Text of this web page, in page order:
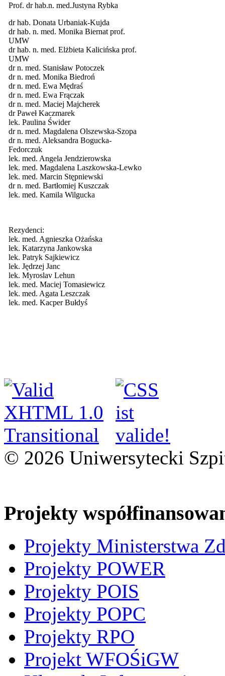
Prof. dr hab.n. med.Justyna Rybka
dr hab. Donata Urbaniak-Kujda
dr hab. n. med. Monika Biernat prof.
UMW
dr hab. n. med. Elżbieta Kalicińska prof.
UMW
dr n. med. Stanisław Potoczek
dr n. med. Monika Biedroń
dr n. med. Ewa Mędraś
dr n. med. Ewa Frączak
dr n. med. Maciej Majcherek
dr Paweł Kaczmarek
lek. Paulina Świder
dr n. med. Magdalena Olszewska-Szopa
dr n. med. Aleksandra Bogucka-
Fedorczuk
lek. med. Angela Jendzierowska
lek. med. Magdalena Laszkowska-Lewko
lek. med. Marcin Stępniewski
dr n. med. Bartłomiej Kuszczak
lek. med. Kamila Wilgucka
Rezydenci:
lek. med. Agnieszka Ożańska
lek. Katarzyna Jankowska
lek. Patryk Sajkiewicz
lek. Jędrzej Janc
lek. Myroslav Lehun
lek. med. Maciej Tomasiewicz
lek. med. Agata Leszczak
lek. med. Kacper Bułdyś
© 2026 Uniwersytecki
Projekty
Projekty Ministerstwa
Projekty POWER
Projekty POIS
Projekty POPC
Projekty RPO
Projekt WFOŚiGW